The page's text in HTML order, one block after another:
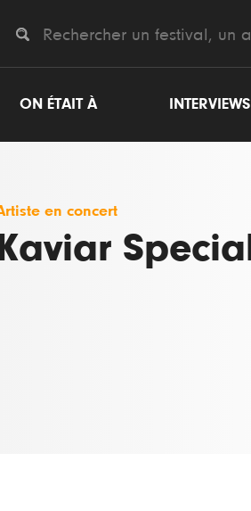
ON ÉTAIT À INTERVIEWS
en concert
Kaviar Special